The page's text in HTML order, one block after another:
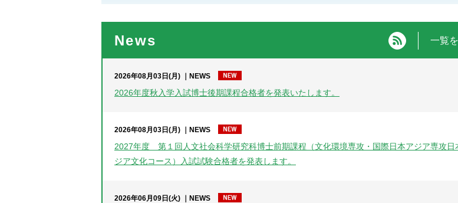
News 一覧
2026年08月03日(月) NEWS
2026年度秋入学入試博士後期課程合格者を発表いたします。
2026年08月03日(月) NEWS
2027年度 第１回人文社会科学研究科博士前期課程（文化環境専攻・国際日本アジア専攻日
ジア文化コース）入試試験合格者を発表します。
2026年06月09日(火) NEWS